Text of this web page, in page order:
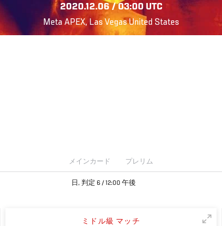
2020.12.06 / 03:00 UTC
Meta APEX, Las Vegas United States
メインカード プレリム
日, 判定 6 / 12:00 午後
ミドル級 マッチ